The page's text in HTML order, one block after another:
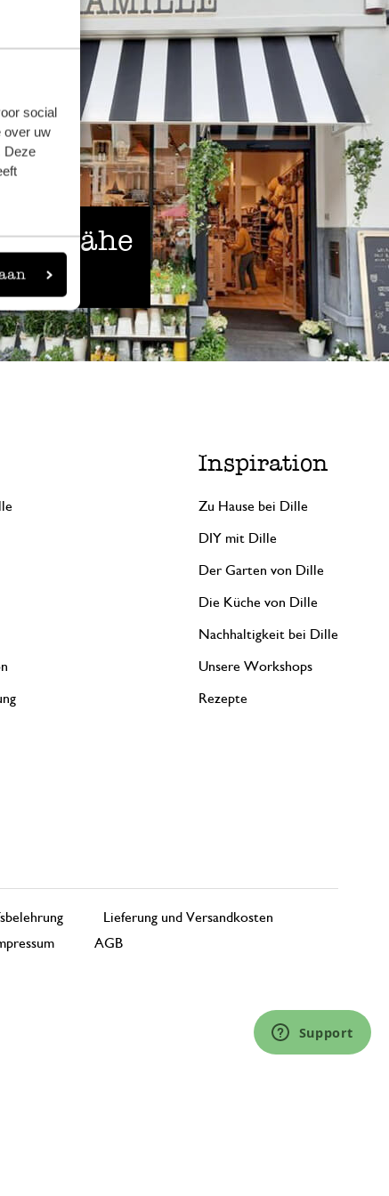
social
over uw
Deze
Nähe
Inspiration
Zu Hause bei Dille
DIY mit Dille
Der Garten von Dille
Die Küche von Dille
Nachhaltigkeit bei Dille
Unsere Workshops
Rezepte
Lieferung und Versandkosten
AGB
Support